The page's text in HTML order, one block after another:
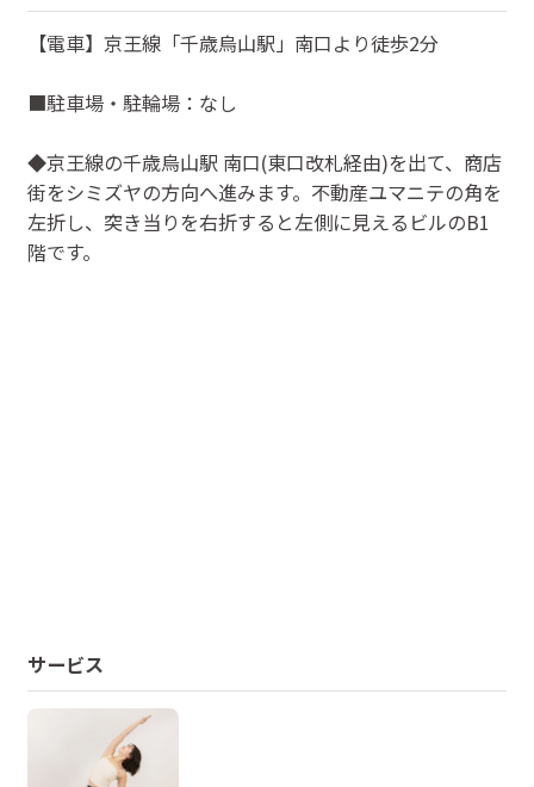
【電車】京王線「千歳烏山駅」南口より徒歩2分
■駐車場・駐輪場：なし
◆京王線の千歳烏山駅 南口(東口改札経由)を出て、商店
街をシミズヤの方向へ進みます。不動産ユマニテの角を
左折し、突き当りを右折すると左側に見えるビルのB1
階です。
サービス